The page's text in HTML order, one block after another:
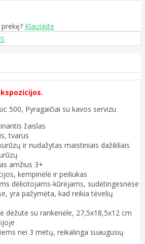
Klauskite
500, Pyragaičiai su kavos servizu
žaislas
tvarus
ir nudažytas maistiniais dažikliais
amžius 3+
kempinėlė ir peiliukas
dėliotojams-kūrėjams, sudėtingesnėse
yra pažymėta, kad reikia tėvelių
dėžutė su rankenėle, 27,5x18,5x12 cm
nei 3 metų, reikalinga suaugusių